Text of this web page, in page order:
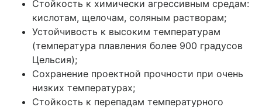
Стойкость к химически агрессивным средам:
кислотам, щелочам, соляным растворам;
Устойчивость к высоким температурам
(температура плавления более 900 градусов
Цельсия);
Сохранение проектной прочности при очень
низких температурах;
Стойкость к перепадам температурного